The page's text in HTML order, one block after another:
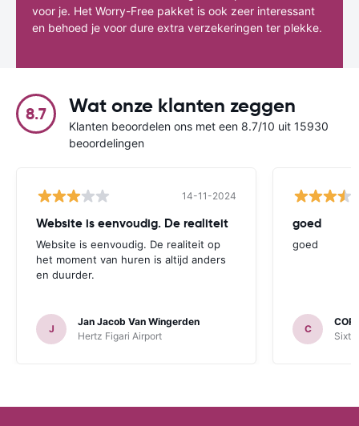
voor je. Het Worry-Free pakket is ook zeer interessant
en behoed je voor dure extra verzekeringen ter plekke.
8.7 Wat onze klanten zeggen
Klanten beoordelen ons met een 8.7/10 uit 15930
beoordelingen
14-11-2024
Website is eenvoudig. De realiteit
Website is eenvoudig. De realiteit op
het moment van huren is altijd anders
en duurder.
J
Jan Jacob Van Wingerden
Hertz Figari Airport
goed
goed
C
Sixt